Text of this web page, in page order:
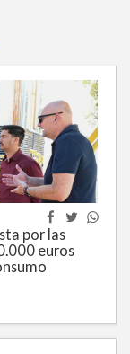
por las
euros